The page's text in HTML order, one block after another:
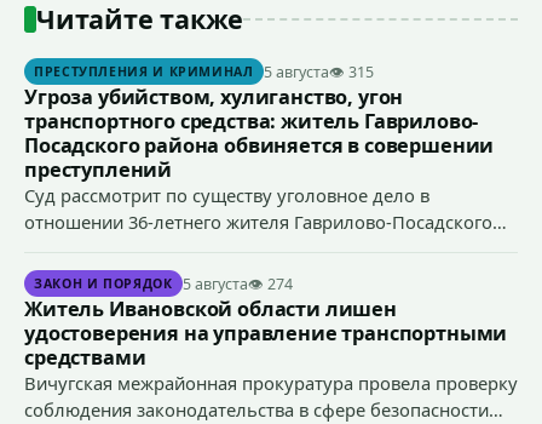
Читайте также
ПРЕСТУПЛЕНИЯ И КРИМИНАЛ 5 августа👁 315
Угроза убийством, хулиганство, угон
транспортного средства: житель Гаврилово-
Посадского района обвиняется в совершении
преступлений
Суд рассмотрит по существу уголовное дело в
отношении 36-летнего жителя Гаврилово-Посадского
преступлений, предусмотренных ч. 1 ст. 119 УК РФ
(угроза убийством), ч. 1 ст. 166 УК РФ (угон
транспортного средства), п. «а» ч. 1 ст. 213 УК РФ
(хулиганство).
ЗАКОН И ПОРЯДОК 5 августа👁 274
Житель Ивановской области лишен
удостоверения на управление транспортными
средствами
Вичугская межрайонная прокуратура провела проверку
соблюдения законодательства в сфере безопасности